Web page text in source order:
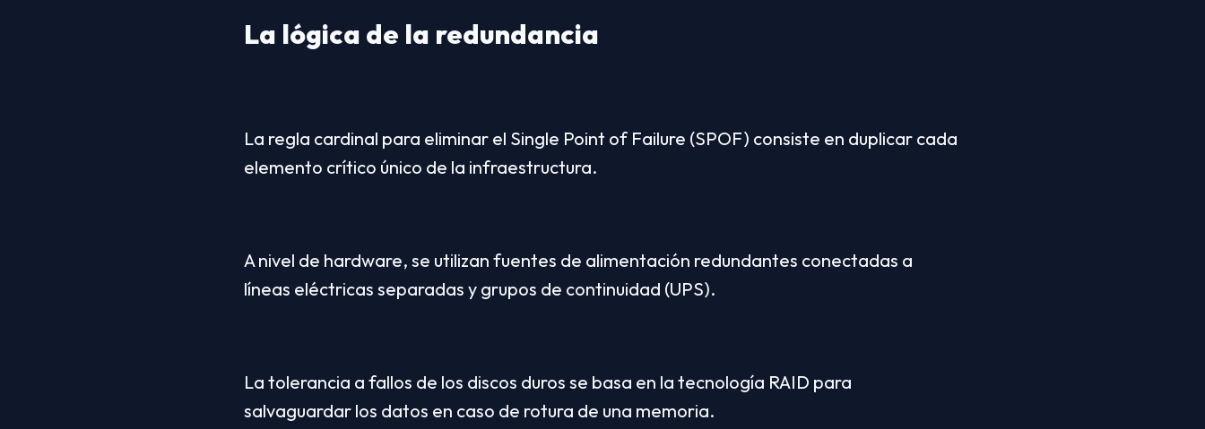
La lógica de la redundancia
La regla cardinal para eliminar el Single Point of Failure (SPOF) consiste en duplicar cada
elemento crítico único de la infraestructura.
A nivel de hardware, se utilizan fuentes de alimentación redundantes conectadas a
líneas eléctricas separadas y grupos de continuidad (UPS).
La tolerancia a fallos de los discos duros se basa en la tecnología RAID para
salvaguardar los datos en caso de rotura de una memoria.